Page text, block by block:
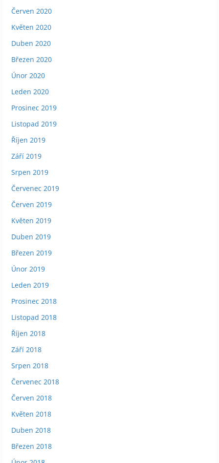
Červen 2020
Květen 2020
Duben 2020
Březen 2020
Únor 2020
Leden 2020
Prosinec 2019
Listopad 2019
Říjen 2019
Září 2019
Srpen 2019
Červenec 2019
Červen 2019
Květen 2019
Duben 2019
Březen 2019
Únor 2019
Leden 2019
Prosinec 2018
Listopad 2018
Říjen 2018
Září 2018
Srpen 2018
Červenec 2018
Červen 2018
Květen 2018
Duben 2018
Březen 2018